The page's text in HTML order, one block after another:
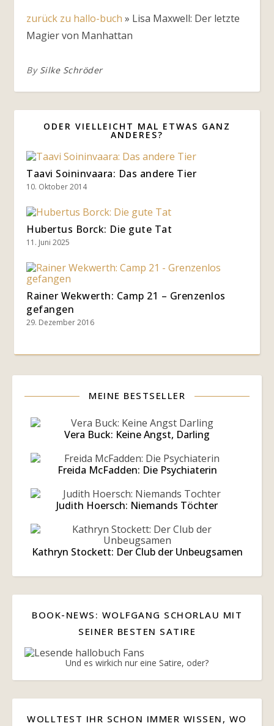
zurück zu hallo-buch » Lisa Maxwell: Der letzte
Magier von Manhattan
By Silke Schröder
ODER VIELLEICHT MAL ETWAS GANZ
ANDERES?
Taavi Soininvaara: Das andere Tier
10. Oktober 2014
Hubertus Borck: Die gute Tat
11. Juni 2025
Rainer Wekwerth: Camp 21 – Grenzenlos
gefangen
29. Dezember 2016
MEINE BESTSELLER
Vera Buck: Keine Angst, Darling
Freida McFadden: Die Psychiaterin
Judith Hoersch: Niemands Töchter
Kathryn Stockett: Der Club der Unbeugsamen
BOOK-NEWS: WOLFGANG SCHORLAU MIT
SEINER BESTEN SATIRE
Und es wirkich nur eine Satire, oder?
WOLLTEST IHR SCHON IMMER WISSEN, WO